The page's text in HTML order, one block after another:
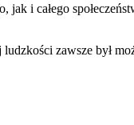
i całego
zawsze był